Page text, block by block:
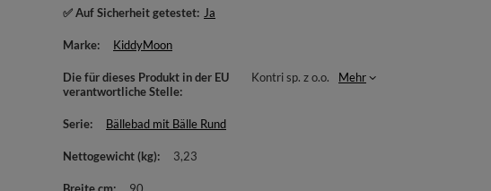
✅ Auf Sicherheit getestet Ja
Marke KiddyMoon
Die für dieses Produkt in der EU
verantwortliche Stelle
Kontri sp. z o.o. Mehr
Serie Bällebad mit Bälle Rund
Nettogewicht (kg) 3,23